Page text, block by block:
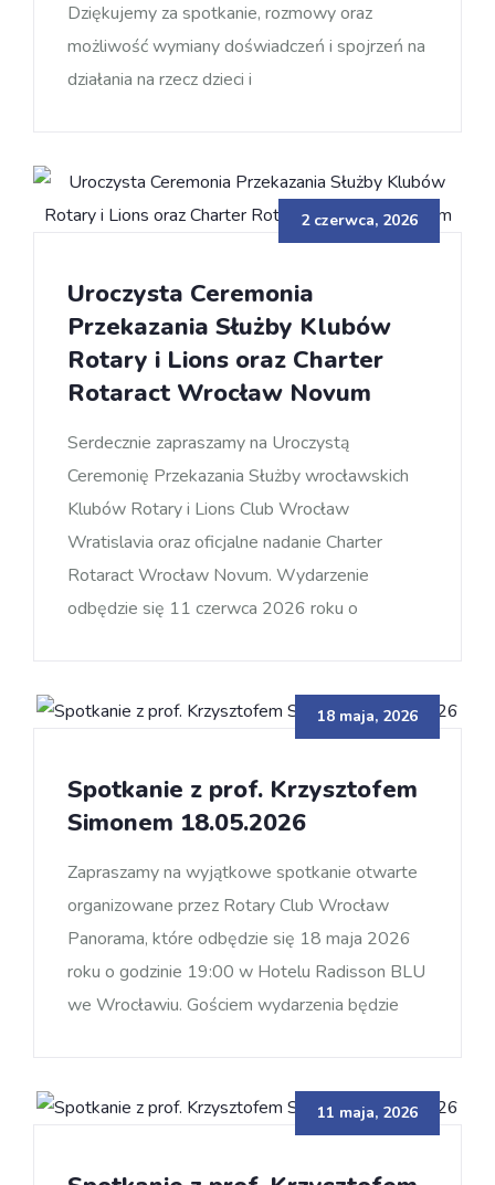
Dziękujemy za spotkanie, rozmowy oraz
możliwość wymiany doświadczeń i spojrzeń na
działania na rzecz dzieci i
2 czerwca, 2026
Uroczysta Ceremonia
Przekazania Służby Klubów
Rotary i Lions oraz Charter
Rotaract Wrocław Novum
Serdecznie zapraszamy na Uroczystą
Ceremonię Przekazania Służby wrocławskich
Klubów Rotary i Lions Club Wrocław
Wratislavia oraz oficjalne nadanie Charter
Rotaract Wrocław Novum. Wydarzenie
odbędzie się 11 czerwca 2026 roku o
18 maja, 2026
Spotkanie z prof. Krzysztofem
Simonem 18.05.2026
Zapraszamy na wyjątkowe spotkanie otwarte
organizowane przez Rotary Club Wrocław
Panorama, które odbędzie się 18 maja 2026
roku o godzinie 19:00 w Hotelu Radisson BLU
we Wrocławiu. Gościem wydarzenia będzie
11 maja, 2026